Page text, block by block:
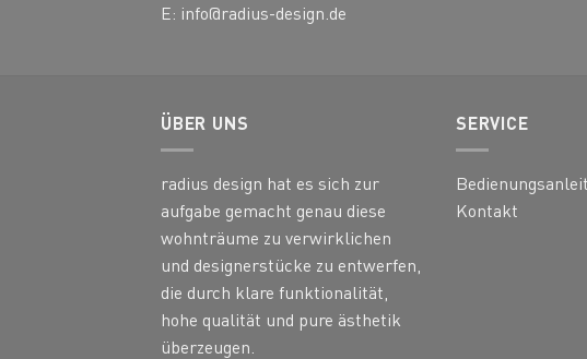
E: info@radius-design.de
ÜBER UNS
radius design hat es sich zur
aufgabe gemacht genau diese
wohnträume zu verwirklichen
und designerstücke zu entwerfen,
die durch klare funktionalität,
hohe qualität und pure ästhetik
überzeugen.
SERVICE
Kontakt